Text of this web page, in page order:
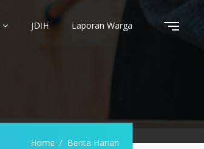
JDIH Laporan Warga
Home Berita Harian